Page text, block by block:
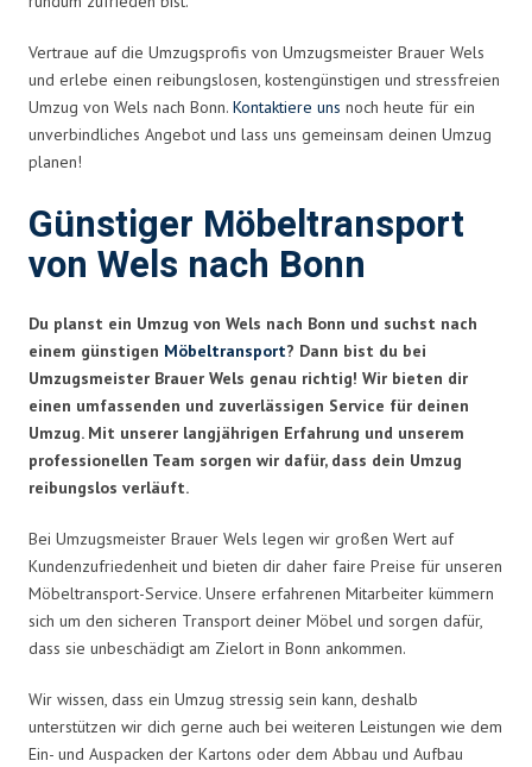
Vertraue auf die Umzugsprofis von Umzugsmeister Brauer Wels
und erlebe einen reibungslosen, kostengünstigen und stressfreien
Umzug von Wels nach Bonn. Kontaktiere uns noch heute für ein
unverbindliches Angebot und lass uns gemeinsam deinen Umzug
planen!
Günstiger Möbeltransport
von Wels nach Bonn
Du planst ein Umzug von Wels nach Bonn und suchst nach
einem günstigen Möbeltransport? Dann bist du bei
Umzugsmeister Brauer Wels genau richtig! Wir bieten dir
einen umfassenden und zuverlässigen Service für deinen
Umzug. Mit unserer langjährigen Erfahrung und unserem
professionellen Team sorgen wir dafür, dass dein Umzug
reibungslos verläuft.
Bei Umzugsmeister Brauer Wels legen wir großen Wert auf
Kundenzufriedenheit und bieten dir daher faire Preise für unseren
Möbeltransport-Service. Unsere erfahrenen Mitarbeiter kümmern
sich um den sicheren Transport deiner Möbel und sorgen dafür,
dass sie unbeschädigt am Zielort in Bonn ankommen.
Wir wissen, dass ein Umzug stressig sein kann, deshalb
unterstützen wir dich gerne auch bei weiteren Leistungen wie dem
Ein- und Auspacken der Kartons oder dem Abbau und Aufbau